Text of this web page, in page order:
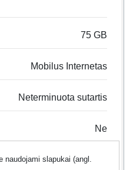
75 GB
Mobilus Internetas
Neterminuota sutartis
Ne
Rodyti
slapukai (angl.